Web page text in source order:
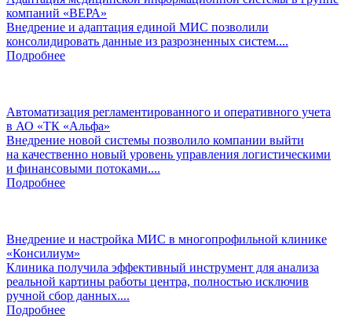
компаний «ВЕРА»
Внедрение и адаптация единой МИС позволили
консолидировать данные из разрозненных систем....
Подробнее
Автоматизация регламентированного и оперативного учета
в АО «ТК «Альфа»
Внедрение новой системы позволило компании выйти
на качественно новый уровень управления логистическими
и финансовыми потоками....
Подробнее
Внедрение и настройка МИС в многопрофильной клинике
«Консилиум»
Клиника получила эффективный инструмент для анализа
реальной картины работы центра, полностью исключив
ручной сбор данных....
Подробнее